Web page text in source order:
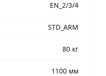
EN_2/3/4
STD_ARM
80 кг
1100 мм